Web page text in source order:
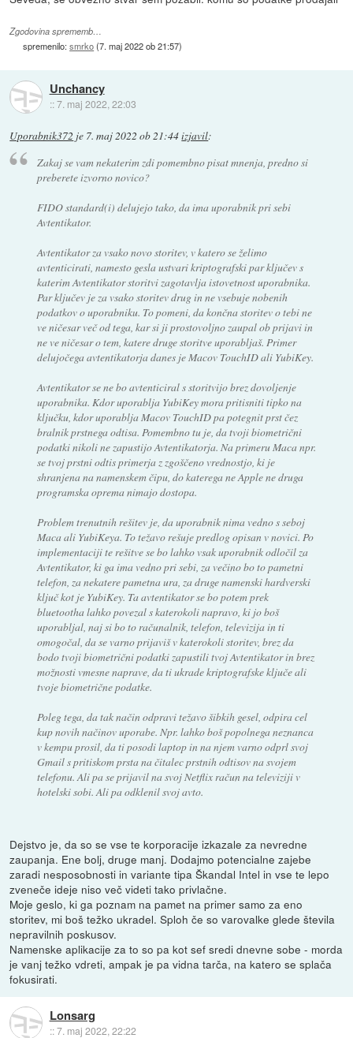
Zgodovina sprememb…
spremenilo:smrko(7. maj 2022 ob 21:57)
Unchancy
::7. maj 2022, 22:03
Uporabnik372 je 7. maj 2022 ob 21:44izjavil:
Zakaj se vam nekaterim zdi pomembno pisat mnenja, predno si
preberete izvorno novico?
FIDO standard(i) delujejo tako, da ima uporabnik pri sebi
Avtentikator.
Avtentikator za vsako novo storitev, v katero se želimo
avtenticirati, namesto gesla ustvari kriptografski par ključev s
katerim Avtentikator storitvi zagotavlja istovetnost uporabnika.
Par ključev je za vsako storitev drug in ne vsebuje nobenih
podatkov o uporabniku. To pomeni, da končna storitev o tebi ne
ve ničesar več od tega, kar si ji prostovoljno zaupal ob prijavi in
ne ve ničesar o tem, katere druge storitve uporabljaš. Primer
delujočega avtentikatorja danes je Macov TouchID ali YubiKey.
Avtentikator se ne bo avtenticiral s storitvijo brez dovoljenje
uporabnika. Kdor uporablja YubiKey mora pritisniti tipko na
ključku, kdor uporablja Macov TouchID pa potegnit prst čez
bralnik prstnega odtisa. Pomembno tu je, da tvoji biometrični
podatki nikoli ne zapustijo Avtentikatorja. Na primeru Maca npr.
se tvoj prstni odtis primerja z zgoščeno vrednostjo, ki je
shranjena na namenskem čipu, do katerega ne Apple ne druga
programska oprema nimajo dostopa.
Problem trenutnih rešitev je, da uporabnik nima vedno s seboj
Maca ali YubiKeya. To težavo rešuje predlog opisan v novici. Po
implementaciji te rešitve se bo lahko vsak uporabnik odločil za
Avtentikator, ki ga ima vedno pri sebi, za večino bo to pametni
telefon, za nekatere pametna ura, za druge namenski hardverski
ključ kot je YubiKey. Ta avtentikator se bo potem prek
bluetootha lahko povezal s katerokoli napravo, ki jo boš
uporabljal, naj si bo to računalnik, telefon, televizija in ti
omogočal, da se varno prijaviš v katerokoli storitev, brez da
bodo tvoji biometrični podatki zapustili tvoj Avtentikator in brez
možnosti vmesne naprave, da ti ukrade kriptografske ključe ali
tvoje biometrične podatke.
Poleg tega, da tak način odpravi težavo šibkih gesel, odpira cel
kup novih načinov uporabe. Npr. lahko boš popolnega neznanca
v kempu prosil, da ti posodi laptop in na njem varno odprl svoj
Gmail s pritiskom prsta na čitalec prstnih odtisov na svojem
telefonu. Ali pa se prijavil na svoj Netflix račun na televiziji v
hotelski sobi. Ali pa odklenil svoj avto.
Dejstvo je, da so se vse te korporacije izkazale za nevredne
zaupanja. Ene bolj, druge manj. Dodajmo potencialne zajebe
zaradi nesposobnosti in variante tipa Škandal Intel in vse te lepo
zveneče ideje niso več videti tako privlačne.
Moje geslo, ki ga poznam na pamet na primer samo za eno
storitev, mi boš težko ukradel. Sploh če so varovalke glede števila
nepravilnih poskusov.
Namenske aplikacije za to so pa kot sef sredi dnevne sobe - morda
je vanj težko vdreti, ampak je pa vidna tarča, na katero se splača
fokusirati.
Lonsarg
::7. maj 2022, 22:22